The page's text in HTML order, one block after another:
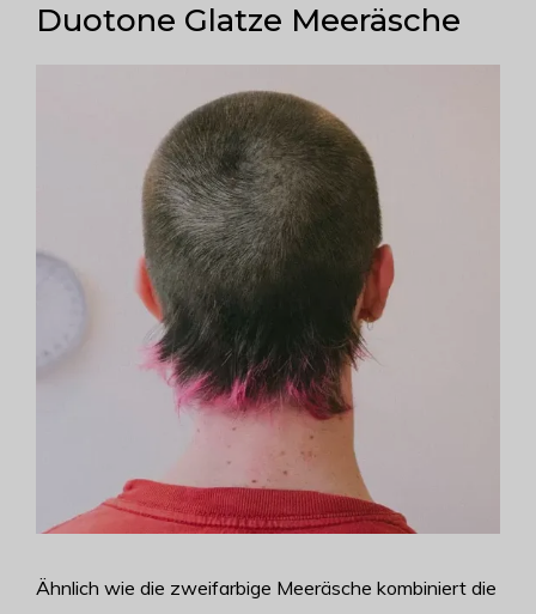
Duotone Glatze Meeräsche
Ähnlich wie die zweifarbige Meeräsche kombiniert die